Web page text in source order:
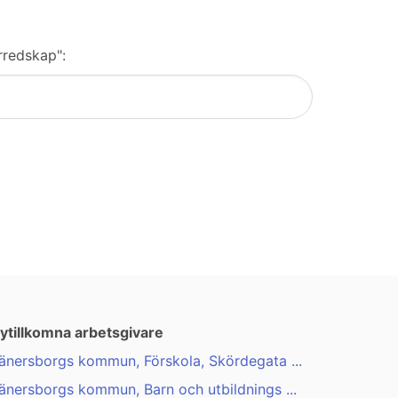
arbetsgivare
kommun, Förskola, Skördegata ...
kommun, Barn och utbildnings ...